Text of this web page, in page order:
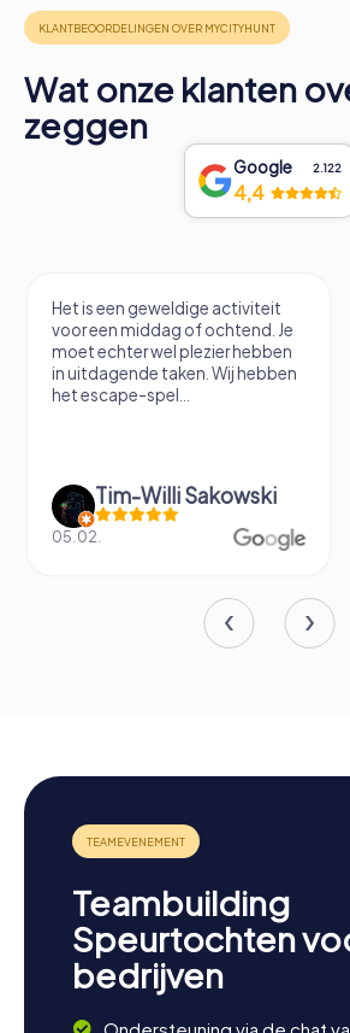
Wat onze klanten
zeggen
Google 2.122
4,4
Het is een geweldige activiteit
voor een middag of ochtend. Je
moet echter wel plezier hebben
in uitdagende taken. Wij hebben
het escape-spel...
Tim-Willi Sakowski
05.02.
Teambuilding
Speurtochten
bedrijven